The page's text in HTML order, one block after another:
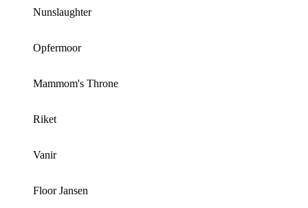
Nunslaughter
Opfermoor
Mammom's Throne
Riket
Vanir
Floor Jansen